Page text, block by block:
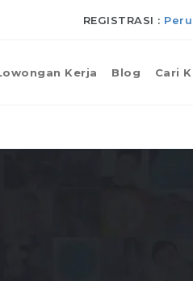
REGISTRASI :
Kerja Blog Cari